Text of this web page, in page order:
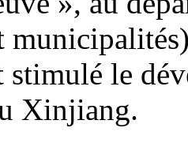
le
Xinjiang.